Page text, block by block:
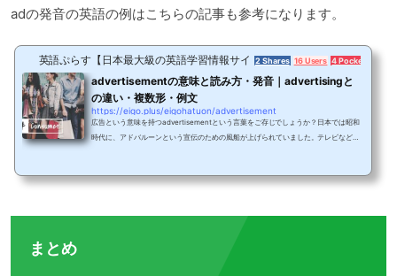
adの発音の英語の例はこちらの記事も参考になります。
英語ぷらす【日本最大級の英語学習情報サイト】2 Shares 16 Users 4 Pockets
advertisementの意味と読み方・発音｜advertisingと
の違い・複数形・例文
https://eigo.plus/eigohatuon/advertisement
広告という意味を持つadvertisementという言葉をご存じでしょうか？日本では昭和
時代に、アドバルーンという宣伝のための風船が上げられていました。テレビなどで
と文法・類義語・略語advertisementは名詞で、広告や宣伝といった意味を持ちま
まとめ